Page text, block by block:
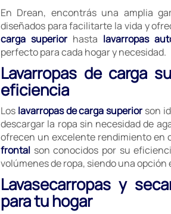
En Drean, encontrás una amplia
diseñados para facilitarte la vida y
carga superior hasta lavarropas
perfecto para cada hogar y necesidad.
Lavarropas de carga
eficiencia
Los lavarropas de carga superior son
descargar la ropa sin necesidad de
ofrecen un excelente rendimiento en
frontal son conocidos por su
volúmenes de ropa, siendo una
Lavasecarropas y
para tu hogar